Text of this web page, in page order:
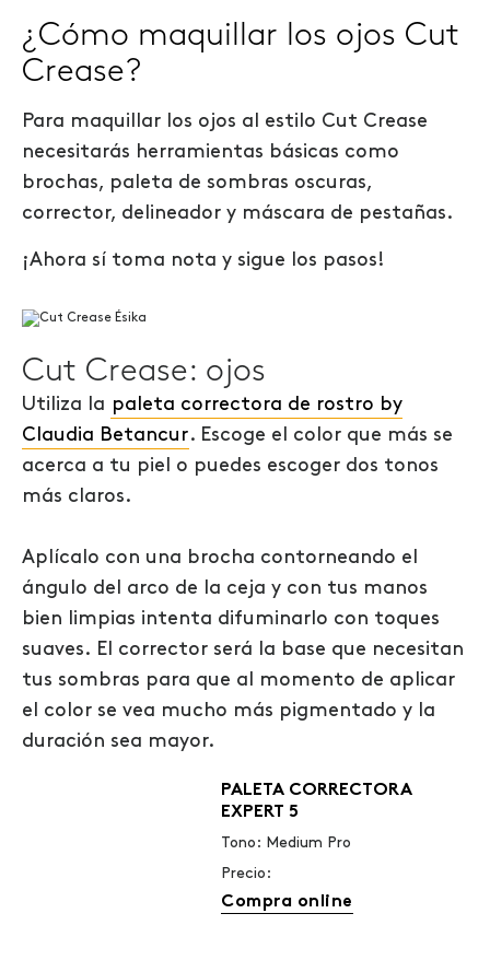
¿Cómo maquillar los ojos Cut
Crease?
Para maquillar los ojos al estilo Cut Crease
necesitarás herramientas básicas como
brochas, paleta de sombras oscuras,
corrector, delineador y máscara de pestañas.
¡Ahora sí toma nota y sigue los pasos!
Cut Crease: ojos
Utiliza la paleta correctora de rostro by
Claudia Betancur. Escoge el color que más se
acerca a tu piel o puedes escoger dos tonos
más claros.
Aplícalo con una brocha contorneando el
ángulo del arco de la ceja y con tus manos
bien limpias intenta difuminarlo con toques
suaves. El corrector será la base que necesitan
tus sombras para que al momento de aplicar
el color se vea mucho más pigmentado y la
duración sea mayor.
PALETA CORRECTORA
EXPERT 5
Tono: Medium Pro
Precio:
Compra online